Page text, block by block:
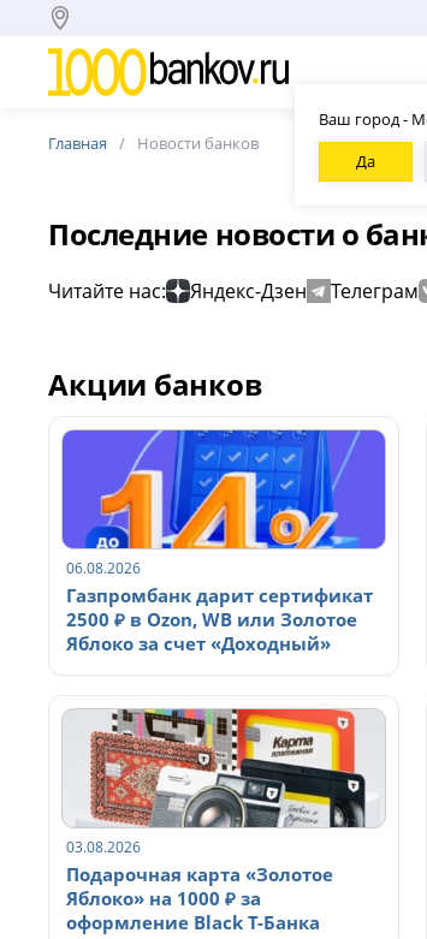
Ваш город -
Да
Главная Новости банков
Последние новости о
Читайте нас: Яндекс-Дзен Телеграм
Акции банков
06.08.2026
Газпромбанк дарит сертификат
2500 ₽ в Ozon, WB или Золотое
Яблоко за счет «Доходный»
03.08.2026
Подарочная карта «Золотое
Яблоко» на 1000 ₽ за
оформление Black Т-Банка